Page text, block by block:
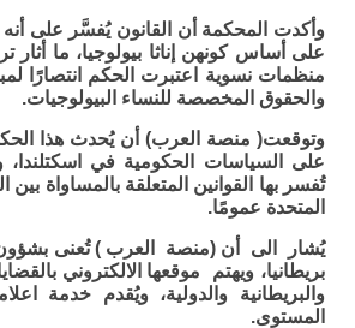
وأكدت المحكمة أن القانون يُفسَّر على أنه
على أساس كونهن إناثا بيولوجيا، ما أثار
منظمات نسوية اعتبرت الحكم انتصارًا
والحقوق المخصصة للنساء البيولوجيات.
وتوقعت( منصة العرب) أن يُحدث هذا الحكم
على السياسات الحكومية في اسكتلندا،
تُفسر بها القوانين المتعلقة بالمساواة
المتحدة عمومًا.
يُشار الى أن (منصة العرب ) تُعنى بشؤون
بريطانيا، ويهتم موقعها الالكتروني
والبريطانية والدولية، ويُقدم خدمة
المستوى.